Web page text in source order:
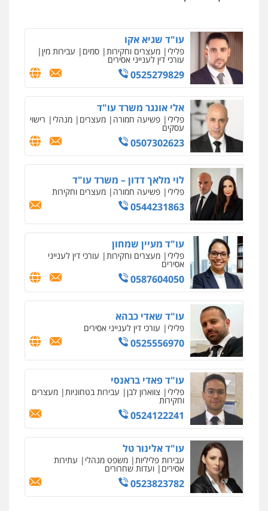
0525544654
עו"ד דפנה לביא
משפחה גישור
0507206063
עו"ד זוהר ארבל
פלילי פשיעה חמורה
קטינים
0538788878
עו"ד אסף דוק
חמורה חקירות ומעצרים צווארון לבן והונאה
0526885006
עו"ד שגיא אקו
פלילי מעצרים וחקירות סמים עבירות מין
עורכי דין לענייני אסירים
0525279829
אלי אונגר משרד עו"ד
פלילי פשיעה חמורה מעצרים מנהלי רישוי
עסקים
0507302623
לוי מלאך דדון – משרד עו"ד
פלילי פשיעה חמורה מעצרים וחקירות
0544231863
עו"ד מעיין שמחון
פלילי מעצרים וחקירות עורכי דין לענייני
אסירים
0587604050
עו"ד שאדי כבהא
פלילי עורכי דין לענייני אסירים
0525556970
עו"ד פאדי בראנסי
פלילי צווארון לבן עבירות בטחוניות מעצרים
וחקירות
0524122241
עו"ד אלינור טל
עבירות פליליות משפט מנהלי עתירות
אסירים ועדות שחרורים
0523823782
ניר קידר – צלם
צילום עורכי דין שירותים מקצועיים לעורכי
דין
0504578527
רונן הלל – מוניטין
מחיקת כתבות מגוגל ודחיקת אזכורים
שליליים
שירותים מקצועיים לעורכי דין
0522508109
אחסון אתרים
מהירות הגנה גיבוי
מרכז התחלה חדשה
אסירים עבירות מין שירותים מקצועיים
לעורכי דין
0544500346
מאיה בלום, עו"ס, טיפול ושיקום
טיפול בהתמכרויות שירותים מקצועיים
0504062539
עו"ד ד"ר אבי שקד
עבירות כלכליות הלבנת הון
עבירות פליליות
0544385337
איתי חקירות – שירותים לעורכי דין
חקירות פרטיות חקירות כלכליות
אישות
איתורים